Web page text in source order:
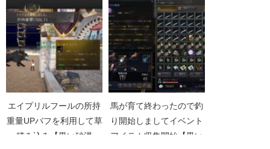
漠Part4720】
Part5243】
エイプリルフールの所持
重量UPバフを利用して草
積み込み【黒い砂漠
馬が育て終わったので釣
り開始しましてイベント
アイテム収集開始【黒い